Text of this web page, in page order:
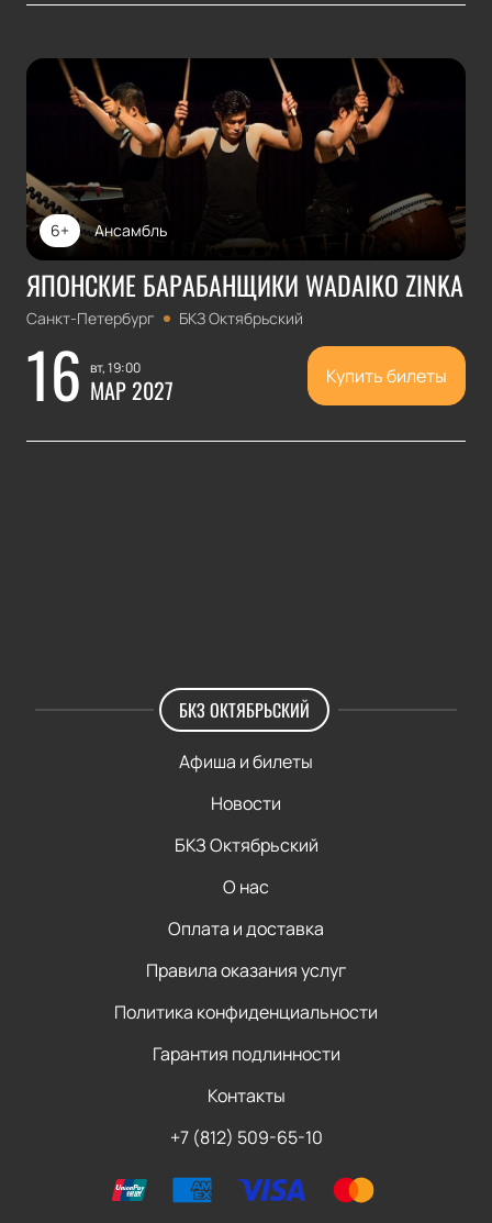
Ансамбль
6+
ЯПОНСКИЕ БАРАБАНЩИКИ WADAIKO ZINKA
Санкт-Петербург БКЗ Октябрьский
16 вт, 19:00
МАР 2027 Купить билеты
БКЗ ОКТЯБРЬСКИЙ
Афиша и билеты
Новости
БКЗ Октябрьский
О нас
Оплата и доставка
Правила оказания услуг
Политика конфиденциальности
Гарантия подлинности
Контакты
+7 (812) 509-65-10